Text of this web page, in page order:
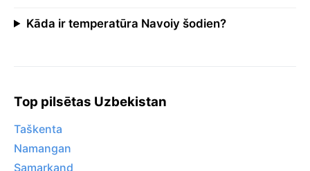
Kāda ir temperatūra Navoiy šodien?
Top pilsētas Uzbekistan
Taškenta
Namangan
Samarkand